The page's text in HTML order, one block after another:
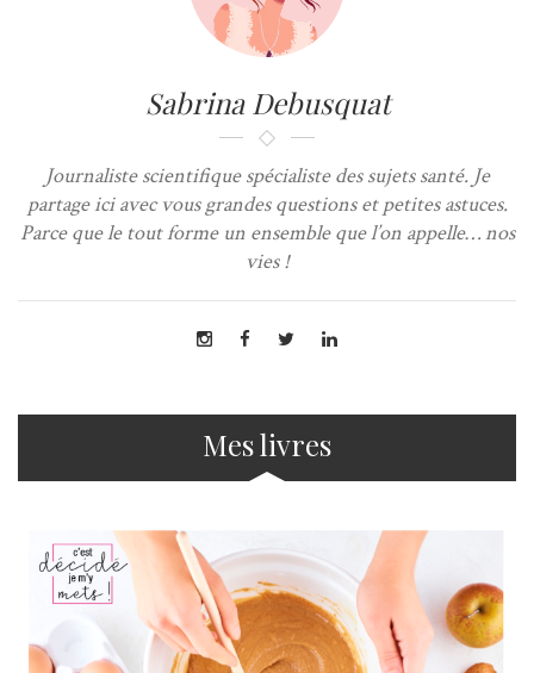
Sabrina Debusquat
Journaliste scientifique spécialiste des sujets santé. Je
partage ici avec vous grandes questions et petites astuces.
Parce que le tout forme un ensemble que l’on appelle… nos
vies !
Mes livres